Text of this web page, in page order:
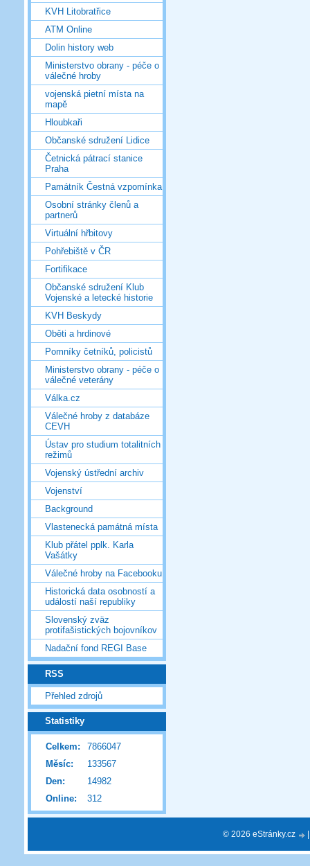
KVH Litobratřice
ATM Online
Dolin history web
Ministerstvo obrany - péče o
válečné hroby
vojenská pietní místa na
mapě
Hloubkaři
Občanské sdružení Lidice
Četnická pátrací stanice
Praha
Památník Čestná vzpomínka
Osobní stránky členů a
partnerů
Virtuální hřbitovy
Pohřebiště v ČR
Fortifikace
Občanské sdružení Klub
Vojenské a letecké historie
KVH Beskydy
Oběti a hrdinové
Pomníky četníků, policistů
Ministerstvo obrany - péče o
válečné veterány
Válka.cz
Válečné hroby z databáze
CEVH
Ústav pro studium totalitních
režimů
Vojenský ústřední archiv
Vojenství
Background
Vlastenecká památná místa
Klub přátel pplk. Karla
Vašátky
Válečné hroby na Facebooku
Historická data osobností a
událostí naší republiky
Slovenský zväz
protifašistických bojovníkov
Nadační fond REGI Base
RSS
Přehled zdrojů
Statistiky
Online: 312
Celkem:
7866047
Měsíc:
133567
Den:
14982
© 2026 eStránky.cz